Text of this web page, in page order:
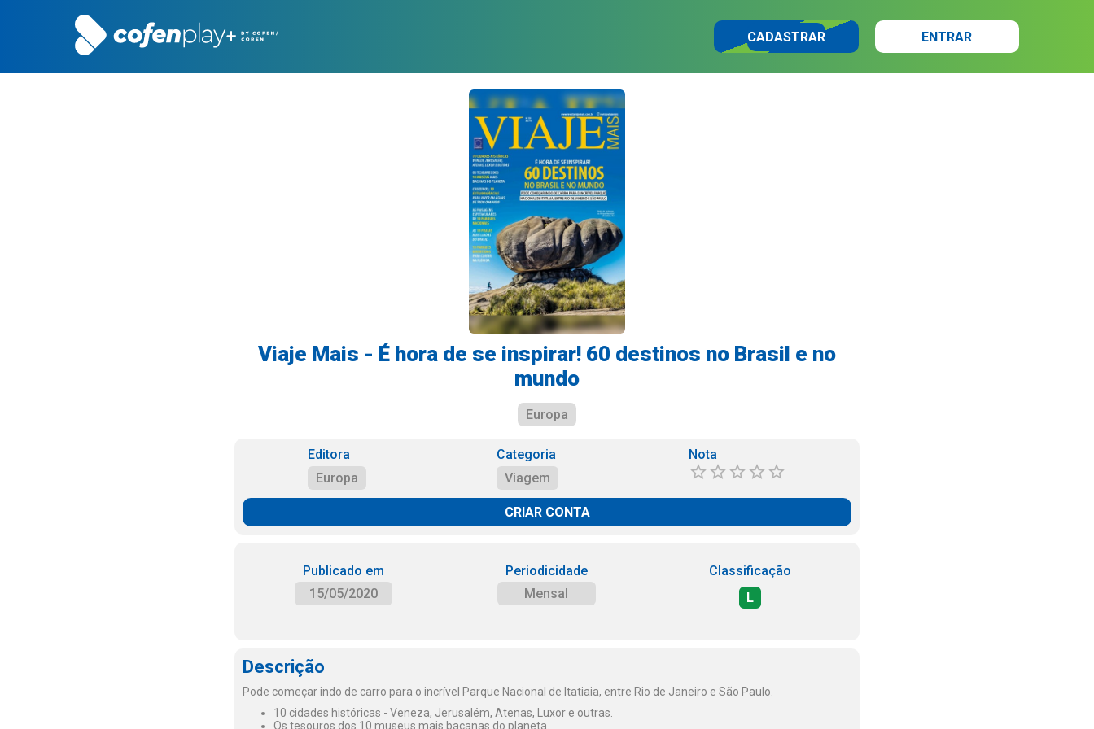
CADASTRAR ENTRAR
Viaje Mais - É hora de se inspirar! 60 destinos no Brasil e no
mundo
Europa
Editora
Europa
Categoria
Viagem
Nota
CRIAR CONTA
Publicado em
15/05/2020
Periodicidade
Mensal
Classificação
L
Descrição
Pode começar indo de carro para o incrível Parque Nacional de Itatiaia, entre Rio de Janeiro e São Paulo.
10 cidades históricas - Veneza, Jerusalém, Atenas, Luxor e outras.
Os tesouros dos 10 museus mais bacanas do planeta.